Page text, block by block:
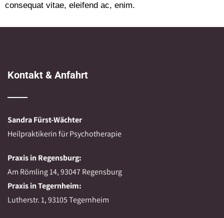
consequat vitae, eleifend ac, enim.
Kontakt & Anfahrt
Sandra Fürst-Wächter
Heilpraktikerin für Psychotherapie
Praxis in Regensburg:
Am Römling 14, 93047 Regensburg
Praxis in Tegernheim:
Lutherstr. 1, 93105 Tegernheim